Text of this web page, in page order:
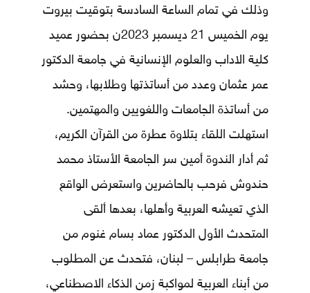
وذلك في تمام الساعة السادسة بتوقيت بيروت
يوم الخميس 21 ديسمبر 2023ن بحضور عميد
كلية الاداب والعلوم الإنسانية في جامعة الدكتور
عمر عثمان وعدد من أساتذتها وطلابها، وحشد
من أساتذة الجامعات واللغويين والمهتمين.
استهلت اللقاء بتلاوة عطرة من القرآن الكريم،
ثم أدار الندوة أمين سر الجامعة الأستاذ محمد
حندوش فرحب بالحاضرين واستعرض الواقع
الذي تعيشه العربية وأهلها، بعدها ألقى
المتحدث الأول الدكتور عماد بسام غنوم من
جامعة طرابلس – لبنان، فتحدث عن المطلوب
من أبناء العربية لمواكبة زمن الذكاء الاصطناعي،